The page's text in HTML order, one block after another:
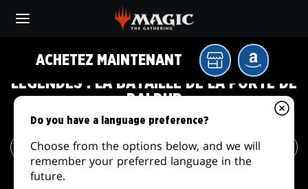
contentACHETEZ MAINTENANT
Votre
magasin
de
AMAZON
GAMME DE PRODUITS COMMANDER
LÉGENDES : LA BATAILLE DE LA PORTE DE
BALDUR
Do you have a language preference?
Choose from the options below, and we will
remember your preferred language in the
future.